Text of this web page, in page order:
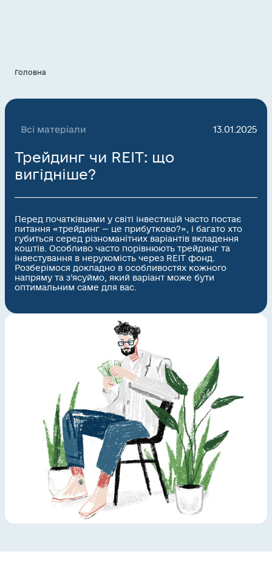
Головна
Всі матеріали 13.01.2025
Трейдинг чи REIT: що
вигідніше?
Перед початківцями у світі інвестицій часто постає
питання «трейдинг — це прибутково?», і багато хто
губиться серед різноманітних варіантів вкладення
коштів. Особливо часто порівнюють трейдинг та
інвестування в нерухомість через REIT фонд.
Розберімося докладно в особливостях кожного
напряму та з’ясуймо, який варіант може бути
оптимальним саме для вас.